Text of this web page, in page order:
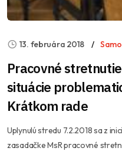
13. februára 2018
Pracovné
situácie
Krátkom rade
Uplynulú stredu 7.2.2018 sa z
zasadačke MsR pracovné